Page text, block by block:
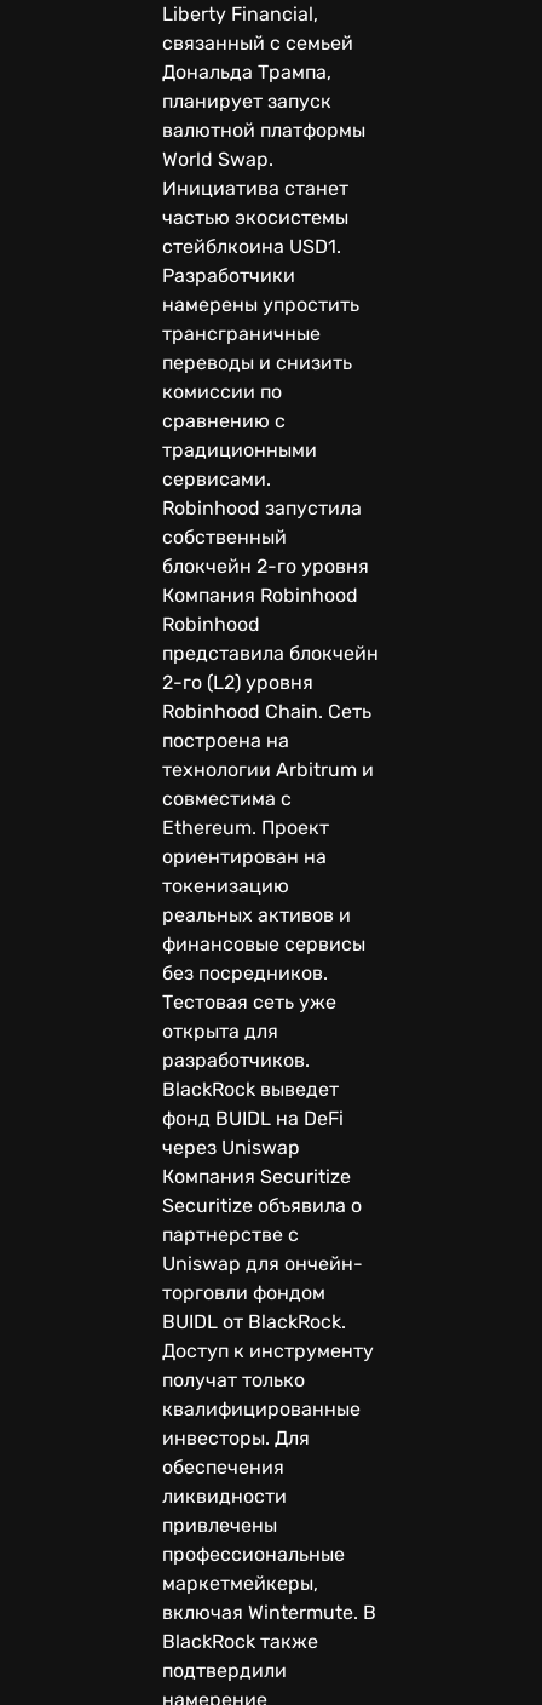
Liberty Financial,
связанный с семьей
Дональда Трампа,
планирует запуск
валютной платформы
World Swap.
Инициатива станет
частью экосистемы
стейблкоина USD1.
Разработчики
намерены упростить
трансграничные
переводы и снизить
комиссии по
сравнению с
традиционными
сервисами.
Robinhood запустила
собственный
блокчейн 2-го уровня
Компания Robinhood
Robinhood
представила блокчейн
2-го (L2) уровня
Robinhood Chain. Сеть
построена на
технологии Arbitrum и
совместима с
Ethereum. Проект
ориентирован на
токенизацию
реальных активов и
финансовые сервисы
без посредников.
Тестовая сеть уже
открыта для
разработчиков.
BlackRock выведет
фонд BUIDL на DeFi
через Uniswap
Компания Securitize
Securitize объявила о
партнерстве с
Uniswap для ончейн-
торговли фондом
BUIDL от BlackRock.
Доступ к инструменту
получат только
квалифицированные
инвесторы. Для
обеспечения
ликвидности
привлечены
профессиональные
маркетмейкеры,
включая Wintermute. В
BlackRock также
подтвердили
намерение